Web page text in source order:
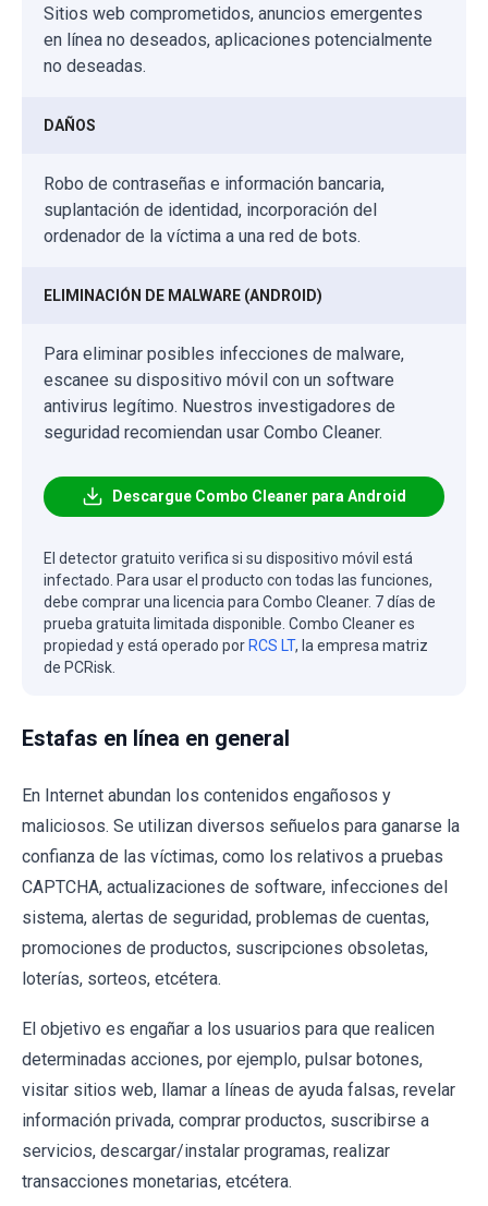
Sitios web comprometidos, anuncios emergentes
en línea no deseados, aplicaciones potencialmente
no deseadas.
DAÑOS
Robo de contraseñas e información bancaria,
suplantación de identidad, incorporación del
ordenador de la víctima a una red de bots.
ELIMINACIÓN DE MALWARE (ANDROID)
Para eliminar posibles infecciones de malware,
escanee su dispositivo móvil con un software
antivirus legítimo. Nuestros investigadores de
seguridad recomiendan usar Combo Cleaner.
Descargue Combo Cleaner para Android
El detector gratuito verifica si su dispositivo móvil está
infectado. Para usar el producto con todas las funciones,
debe comprar una licencia para Combo Cleaner. 7 días de
prueba gratuita limitada disponible. Combo Cleaner es
propiedad y está operado por RCS LT, la empresa matriz
de PCRisk.
Estafas en línea en general
En Internet abundan los contenidos engañosos y
maliciosos. Se utilizan diversos señuelos para ganarse la
confianza de las víctimas, como los relativos a pruebas
CAPTCHA, actualizaciones de software, infecciones del
sistema, alertas de seguridad, problemas de cuentas,
promociones de productos, suscripciones obsoletas,
loterías, sorteos, etcétera.
El objetivo es engañar a los usuarios para que realicen
determinadas acciones, por ejemplo, pulsar botones,
visitar sitios web, llamar a líneas de ayuda falsas, revelar
información privada, comprar productos, suscribirse a
servicios, descargar/instalar programas, realizar
transacciones monetarias, etcétera.